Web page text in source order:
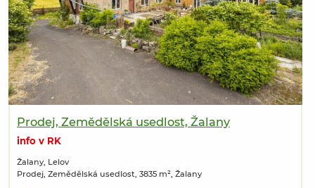
Prodej, Zemědělská usedlost, Žalany
info v RK
Žalany, Lelov
Prodej, Zemědělská usedlost, 3835 m², Žalany